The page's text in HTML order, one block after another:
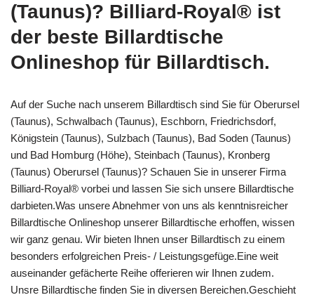
(Taunus)? Billiard-Royal® ist
der beste Billardtische
Onlineshop für Billardtisch.
Auf der Suche nach unserem Billardtisch sind Sie für Oberursel
(Taunus), Schwalbach (Taunus), Eschborn, Friedrichsdorf,
Königstein (Taunus), Sulzbach (Taunus), Bad Soden (Taunus)
und Bad Homburg (Höhe), Steinbach (Taunus), Kronberg
(Taunus) Oberursel (Taunus)? Schauen Sie in unserer Firma
Billiard-Royal® vorbei und lassen Sie sich unsere Billardtische
darbieten.Was unsere Abnehmer von uns als kenntnisreicher
Billardtische Onlineshop unserer Billardtische erhoffen, wissen
wir ganz genau. Wir bieten Ihnen unser Billardtisch zu einem
besonders erfolgreichen Preis- / Leistungsgefüge.Eine weit
auseinander gefächerte Reihe offerieren wir Ihnen zudem.
Unsre Billardtische finden Sie in diversen Bereichen.Geschieht